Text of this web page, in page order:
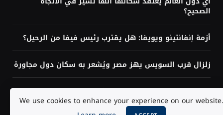
الصحيح؟
أزمة إنفانتينو ويويفا: هل يقترب رئيس فيفا من الرحيل؟
زلزال قرب السويس يهز مصر ويُشعر به سكان دول مجاورة
هل تحتاج إلى البرمجة لتعلم الذكاء الاصطناعي؟ الإجابة
حسب هدفك
We use cookies to enhance your experience on our website.